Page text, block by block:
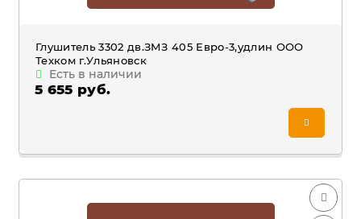
Глушитель 3302 дв.ЗМЗ 405 Евро-3,удлин ООО
Техком г.Ульяновск
Есть в наличии
5 655 руб.